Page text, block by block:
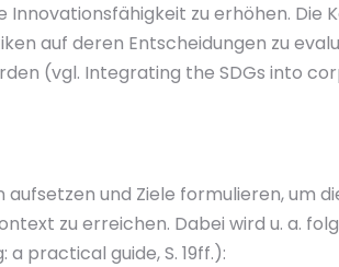
Innovationsfähigkeit zu erhöhen. Die
auf deren Entscheidungen zu
(vgl. Integrating the SDGs into
und Ziele formulieren, um
zu erreichen. Dabei wird u. a.
practical guide, S. 19ff.):